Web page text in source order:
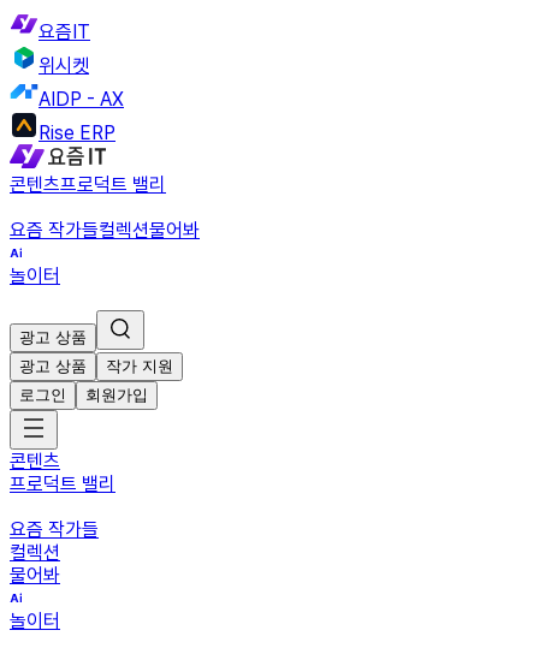
요즘IT
위시켓
AIDP - AX
Rise ERP
콘텐츠프로덕트 밸리
요즘 작가들컬렉션물어봐
놀이터
광고 상품
광고 상품
작가 지원
로그인
회원가입
콘텐츠
프로덕트 밸리
요즘 작가들
컬렉션
물어봐
놀이터